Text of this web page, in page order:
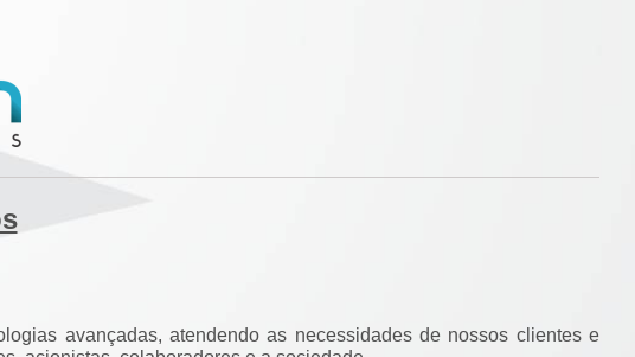
avançadas, atendendo as necessidades de nossos clientes e